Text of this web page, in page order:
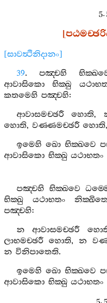
5.
[
[සාවත්‍ථිනිදානං]
39. පඤ‍්චහි
ආවාසිකො
භික‍්ඛු
කතමෙහි පඤ‍්චහි:
ආවාසමච‍්ඡරී
හොති,
හොති, වණ‍්ණමච‍්ඡරී හොති,
ඉමෙහි ඛො භික‍්ඛවෙ
ආවාසිකො භික‍්ඛු යථාභතං
පඤ‍්චහි භික‍්ඛවෙ
භික‍්ඛු
යථාභතං
පඤ‍්චහි:
න
ආවාසමච‍්ඡරී
ලාභමච‍්ඡරී හොති, න
න විනිපාතෙති.
ඉමෙහි ඛො භික‍්ඛවෙ
ආවාසිකො භික‍්ඛු යථාභතං